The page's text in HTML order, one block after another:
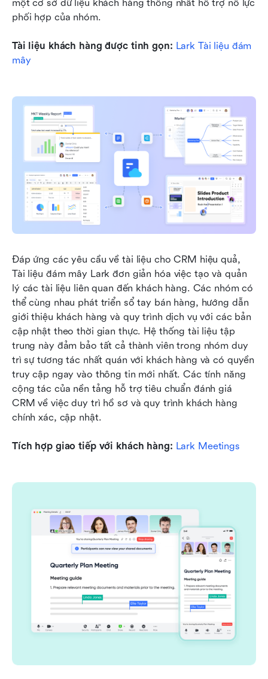
một cơ sở dữ liệu khách hàng thống nhất hỗ trợ nỗ lực
phối hợp của nhóm.
Tài liệu khách hàng được tinh gọn: Lark Tài liệu đám
mây
Đáp ứng các yêu cầu về tài liệu cho CRM hiệu quả,
Tài liệu đám mây Lark đơn giản hóa việc tạo và quản
lý các tài liệu liên quan đến khách hàng. Các nhóm có
thể cùng nhau phát triển sổ tay bán hàng, hướng dẫn
giới thiệu khách hàng và quy trình dịch vụ với các bản
cập nhật theo thời gian thực. Hệ thống tài liệu tập
trung này đảm bảo tất cả thành viên trong nhóm duy
trì sự tương tác nhất quán với khách hàng và có quyền
truy cập ngay vào thông tin mới nhất. Các tính năng
cộng tác của nền tảng hỗ trợ tiêu chuẩn đánh giá
CRM về việc duy trì hồ sơ và quy trình khách hàng
chính xác, cập nhật.
Tích hợp giao tiếp với khách hàng: Lark Meetings